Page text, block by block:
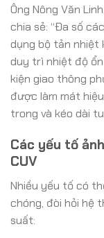
Ông Nông Văn
chia sẻ: “Đa số
dụng bộ tản nhiệt
duy trì nhiệt độ
kiện giao thông
được làm mát
trong và kéo dài
Các yếu tố
CUV
Nhiều yếu tố có
chóng, đòi hỏi hệ
suất: